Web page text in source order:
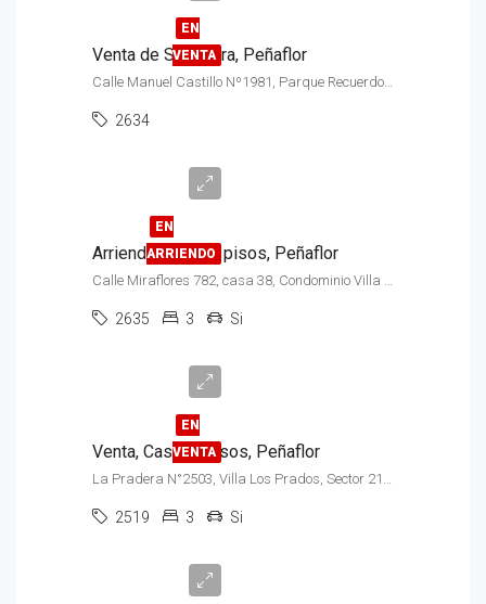
EN
VENTA
Venta de Sepultura, Peñaflor
Calle Manuel Castillo Nº1981, Parque Recuerdo, Sector Cementerio
2634
EN
ARRIENDO
Arriendo, Casa, 2 pisos, Peñaflor
Calle Miraflores 782, casa 38, Condominio Villa Alegre
2635 3 Si
EN
VENTA
Venta, Casa, 2 Pisos, Peñaflor
La Pradera N°2503, Villa Los Prados, Sector 21 de Mayo, Peñaflor
2519 3 Si